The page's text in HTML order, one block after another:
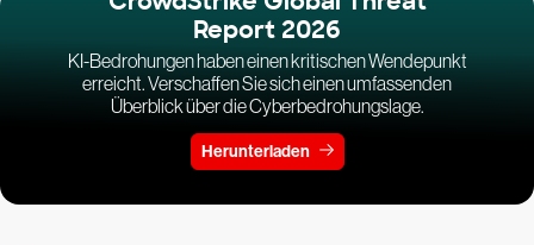
Report 2026
KI-Bedrohungen haben einen kritischen Wendepunkt
erreicht. Verschaffen Sie sich einen umfassenden
Überblick über die Cyberbedrohungslage.
Herunterladen